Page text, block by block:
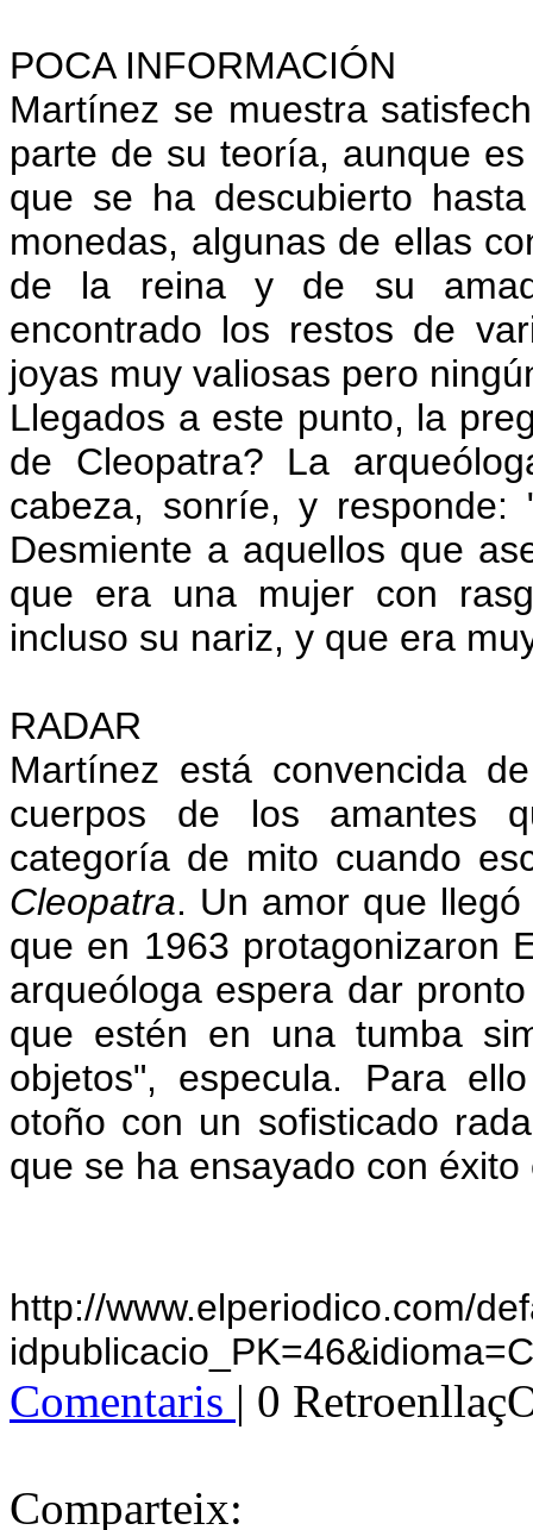
POCA INFORMACIÓN
Martínez se muestra
parte de su teoría, aunque
que se ha descubierto
monedas, algunas de ellas
de la reina y de su
encontrado los restos de
joyas muy valiosas pero
Llegados a este punto, la
de Cleopatra? La
cabeza, sonríe, y
Desmiente a aquellos que
que era una mujer con
incluso su nariz, y que era
RADAR
Martínez está convencida
cuerpos de los amantes
categoría de mito cuando
Cleopatra. Un amor que
que en 1963 protagonizaron
arqueóloga espera dar
que estén en una tumba
objetos", especula. Para
otoño con un sofisticado
que se ha ensayado con
http://www.elperiodico.com/
Comentaris | 0
Comparteix: